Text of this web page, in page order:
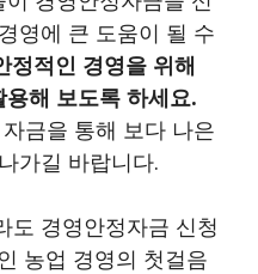
영에 큰 도움이 될 수
정적인 경영을 위해
해 보도록 하세요.
금을 통해 보다 나은
가길 바랍니다.
도 경영안정자금 신청
농업 경영의 첫걸음